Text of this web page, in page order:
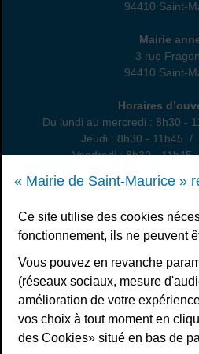
« Mairie de Saint-Maurice »
Ce site utilise des cookies
fonctionnement, ils ne peuvent
Vous pouvez en revanche
(réseaux sociaux, mesure
amélioration de votre
vos choix à tout moment en
des Cookies» situé en bas de
94410 Saint-
Annexe
Mairie
3 rue
94410 Saint-
Horaires
Du lundi au mercredi : 8h30 -
Jeudi : 8h30 - 11h45 /
Vendredi : 8h30 -
Un samedi par mois :
S’inscrire à la
Télécharger
Nous